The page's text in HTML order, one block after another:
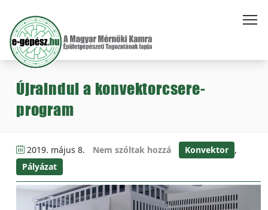
Újraindul a konvektorcsere-
program
2019. május 8. Nem szóltak hozzá Konvektor ,
Pályázat